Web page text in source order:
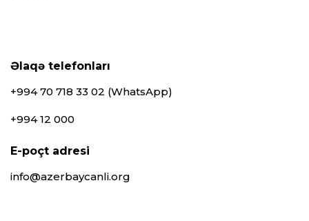
Əlaqə telefonları
+994 70 718 33 02 (WhatsApp)
+994 12 000
E-poçt adresi
info@azerbaycanli.org